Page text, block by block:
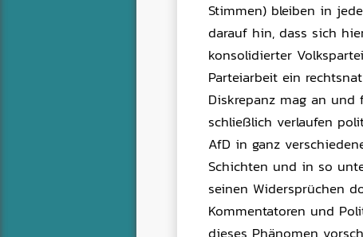
Stimmen) bleiben in
darauf hin, dass sich
konsolidierter
Parteiarbeit ein
Diskrepanz mag an
schließlich verlaufen
AfD in ganz
Schichten und in so
seinen Widersprüchen
Kommentatoren und